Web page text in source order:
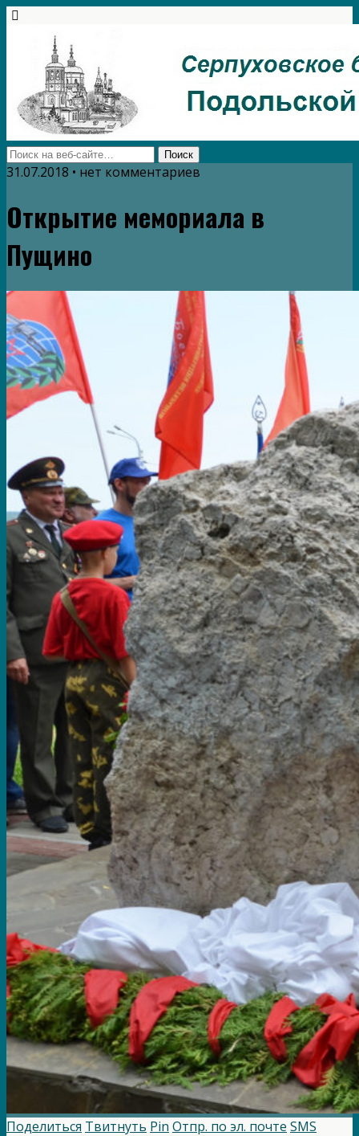
31.07.2018 • нет комментариев
Открытие мемориала в
Пущино
Поделиться Твитнуть Pin Отпр. по эл. почте SMS